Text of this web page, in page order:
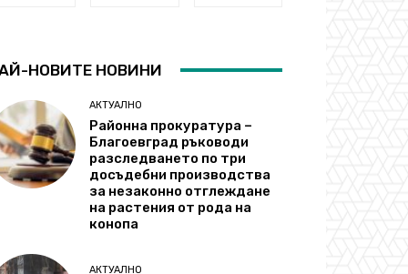
НОВИТЕ НОВИНИ
АКТУАЛНО
Районна прокуратура –
Благоевград ръководи
разследването по три
досъдебни производства
за незаконно отглеждане
на растения от рода на
конопа
АКТУАЛНО